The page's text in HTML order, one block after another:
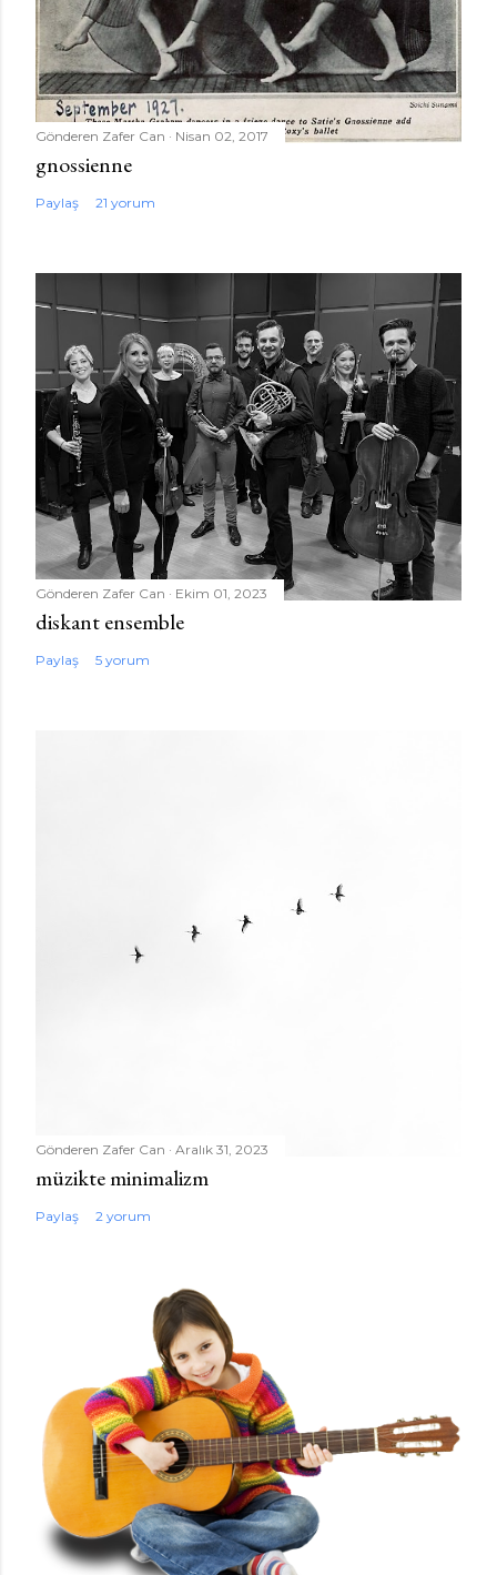
Gönderen Zafer Can Nisan 02, 2017
gnossienne
Paylaş 21 yorum
Gönderen Zafer Can Ekim 01, 2023
diskant ensemble
Paylaş 5 yorum
Gönderen Zafer Can Aralık 31, 2023
müzikte minimalizm
Paylaş 2 yorum